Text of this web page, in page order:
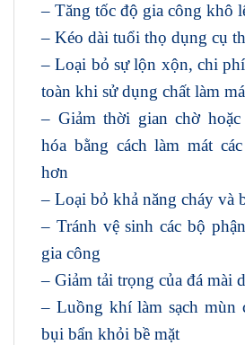
– Tăng tốc độ gia công khô
– Kéo dài tuổi thọ dụng cụ
– Loại bỏ sự lộn xộn, chi
toàn khi sử dụng chất làm
– Giảm thời gian chờ
hóa bằng cách làm mát
hơn
– Loại bỏ khả năng cháy và
– Tránh vệ sinh các bộ
gia công
– Giảm tải trọng của đá mài
– Luồng khí làm sạch mùn
bụi bẩn khỏi bề mặt